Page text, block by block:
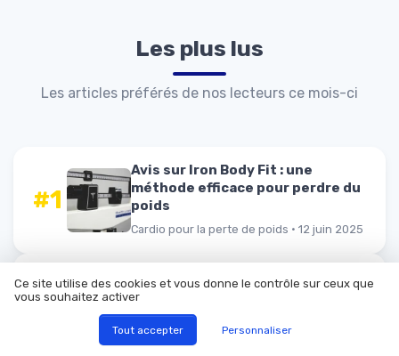
Les plus lus
Les articles préférés de nos lecteurs ce mois-ci
#1
Avis sur Iron Body Fit : une
méthode efficace pour perdre du
poids
Cardio pour la perte de poids · 12 juin 2025
Comment gérer la perte de poids
après une opération de hernie
hiatale
Habitudes et changements de style de vie ·
Ce site utilise des cookies et vous donne le contrôle sur ceux que
vous souhaitez activer
Tout accepter Personnaliser